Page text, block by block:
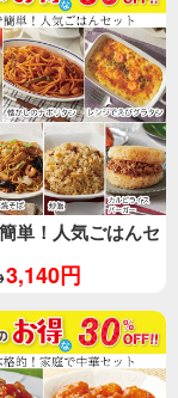
単！人気ごはんセ
3,140円